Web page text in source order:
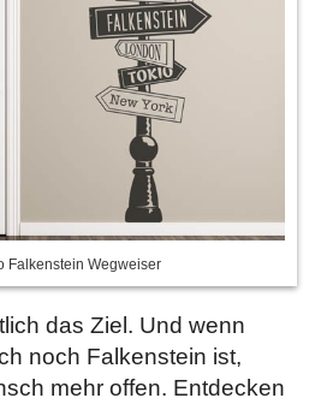
Falkenstein Wegweiser
das Ziel. Und wenn
noch Falkenstein ist,
mehr offen. Entdecken